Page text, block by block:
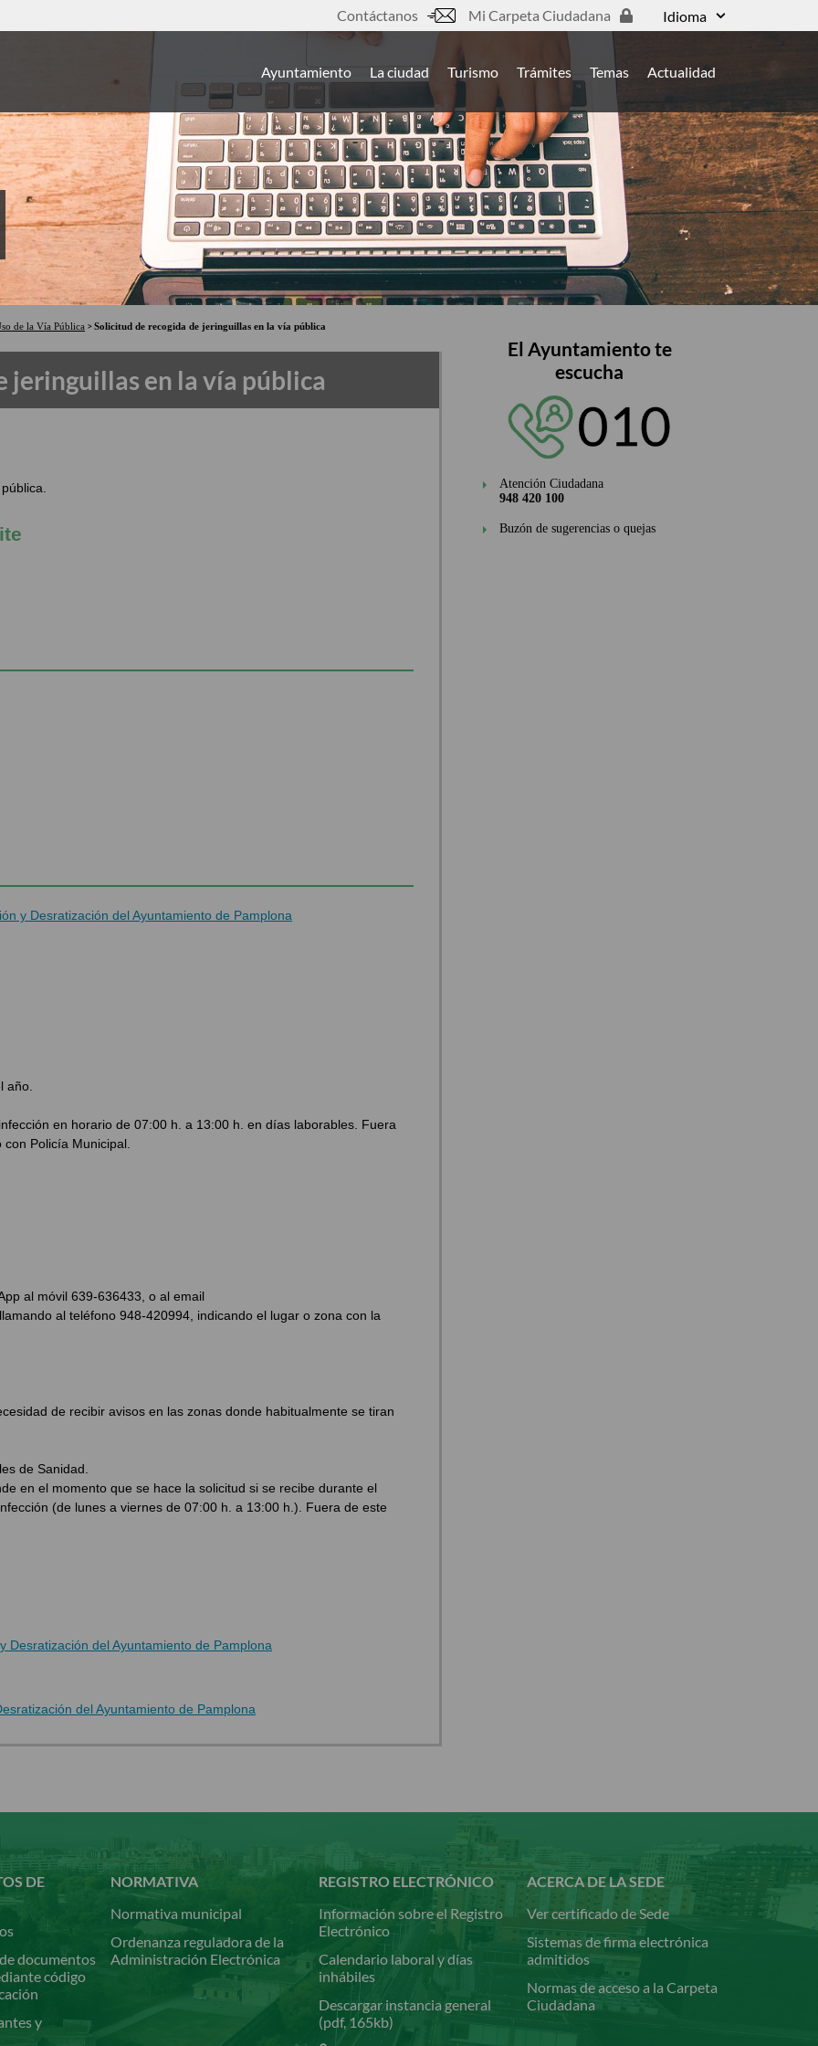
Contáctanos Mi Carpeta Ciudadana Idioma
Ayuntamiento La ciudad Turismo Trámites Temas Actualidad
de la Vía Pública Solicitud de recogida de jeringuillas en la vía pública
jeringuillas en la vía pública
y Desratización del Ayuntamiento de Pamplona
año.
en horario de 07:00 h. a 13:00 h. en días laborables. Fuera
Policía Municipal.
al móvil 639-636433, o al email
al teléfono 948-420994, indicando el lugar o zona con la
de recibir avisos en las zonas donde habitualmente se tiran
de Sanidad.
en el momento que se hace la solicitud si se recibe durante el
(de lunes a viernes de 07:00 h. a 13:00 h.). Fuera de este
Desratización del Ayuntamiento de Pamplona
del Ayuntamiento de Pamplona
El Ayuntamiento te
escucha
Atención Ciudadana
948 420 100
Buzón de sugerencias o quejas
DE
documentos
código
y
NORMATIVA
Normativa municipal
Ordenanza reguladora de la
Administración Electrónica
REGISTRO ELECTRÓNICO
Información sobre el Registro
Electrónico
Calendario laboral y días
inhábiles
Descargar instancia general
(pdf, 165kb)
ACERCA DE LA SEDE
Ver certificado de Sede
Sistemas de firma electrónica
admitidos
Normas de acceso a la Carpeta
Ciudadana